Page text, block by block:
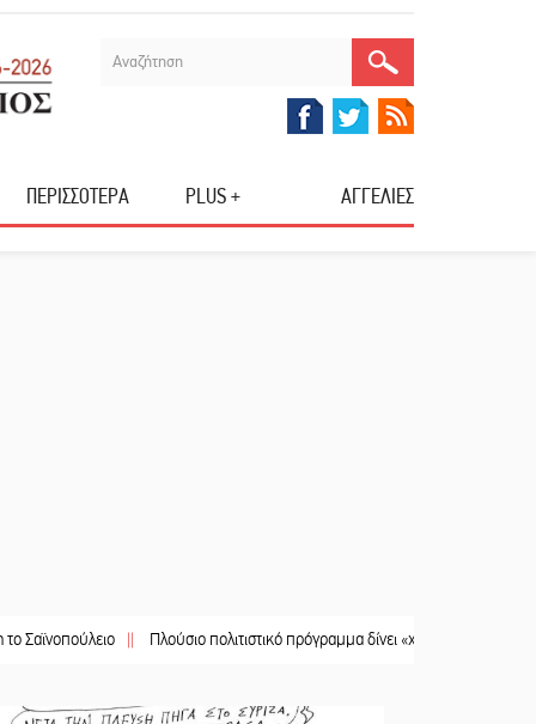
ΠΕΡΙΣΣΟΤΕΡΑ PLUS + ΑΓΓΕΛΙΕΣ
|| Πλούσιο πολιτιστικό πρόγραμμα δίνει «χρώμα» στον Αύγουστο του